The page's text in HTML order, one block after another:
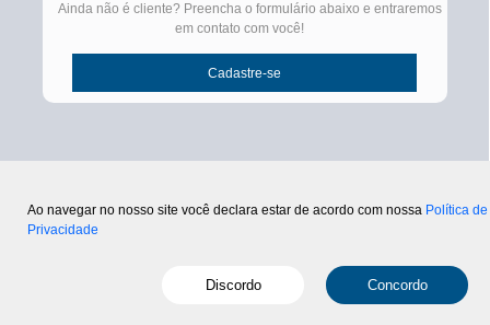
Ainda não é cliente? Preencha o formulário abaixo e entraremos
em contato com você!
Ao navegar no nosso site você declara estar de acordo com nossa Política de
Privacidade